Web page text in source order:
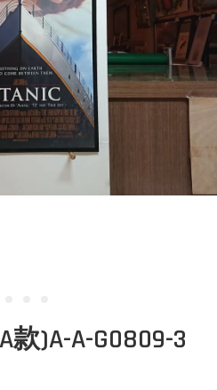
款)A-A-G0809-3